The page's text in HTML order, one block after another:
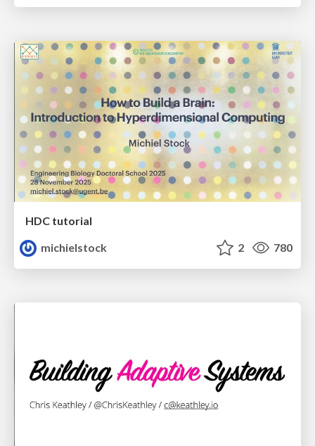
HDC tutorial
michielstock
2 780